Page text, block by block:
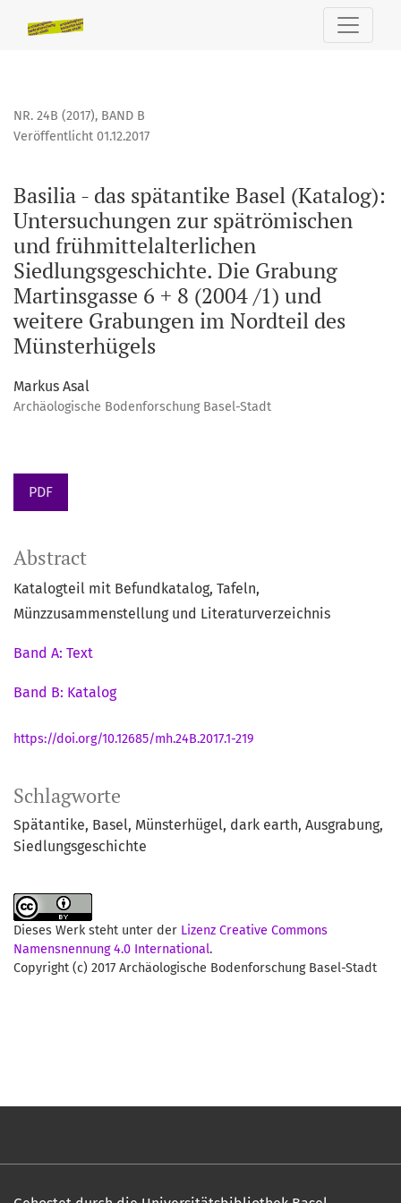
NR. 24B (2017), BAND B
Basilia - das spätantike Basel (Katalog):
Untersuchungen zur spätrömischen
und frühmittelalterlichen
Siedlungsgeschichte. Die Grabung
Martinsgasse 6 + 8 (2004 /1) und
weitere Grabungen im Nordteil des
Münsterhügels
Veröffentlicht 01.12.2017
Markus Asal
Archäologische Bodenforschung Basel-Stadt
PDF
Schlagworte
Spätantike Basel Münsterhügel dark earth Ausgrabung
Siedlungsgeschichte
Abstract
Katalogteil mit Befundkatalog, Tafeln,
Münzzusammenstellung und Literaturverzeichnis
Band A: Text
Band B: Katalog
https://doi.org/10.12685/mh.24B.2017.1-219
Dieses Werk steht unter der Lizenz Creative Commons
Namensnennung 4.0 International.
Copyright (c) 2017 Archäologische Bodenforschung Basel-Stadt